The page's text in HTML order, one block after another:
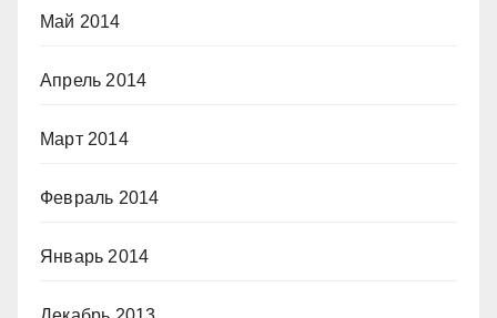
Май 2014
Апрель 2014
Март 2014
Февраль 2014
Январь 2014